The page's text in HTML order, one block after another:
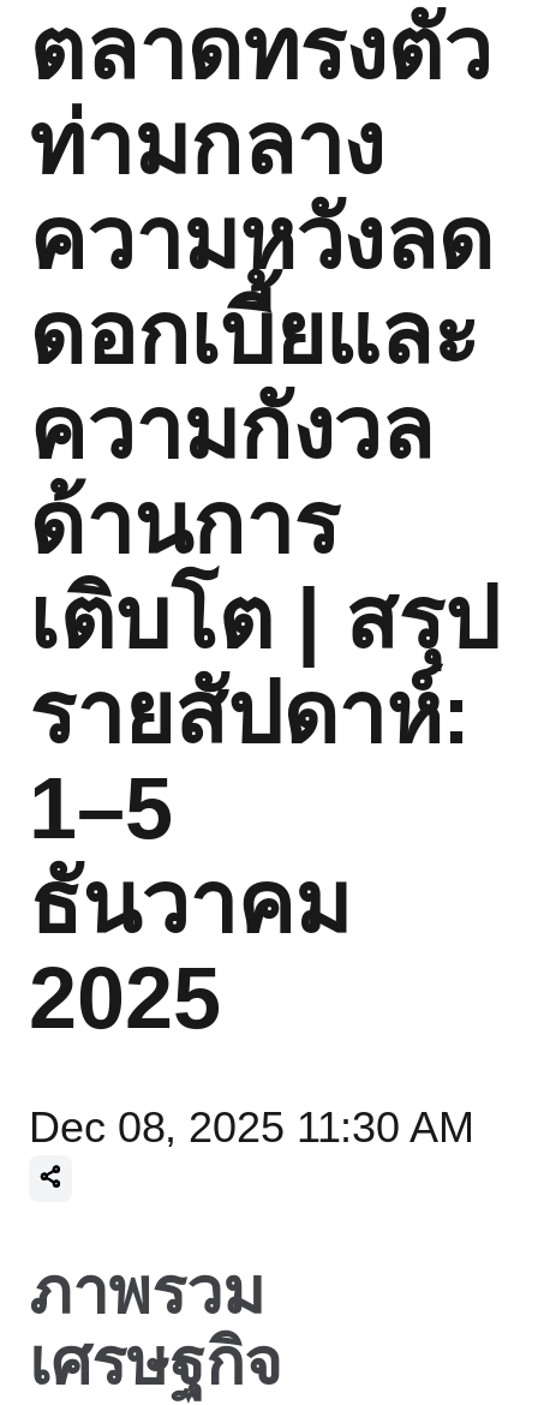
ตลาดทรงตัว
ท่ามกลาง
ความหวังลด
ดอกเบี้ยและ
ความกังวล
ด้านการ
เติบโต | สรุป
รายสัปดาห์:
1–5
ธันวาคม
2025
Dec 08, 2025 11:30 AM
ภาพรวม
เศรษฐกิจ